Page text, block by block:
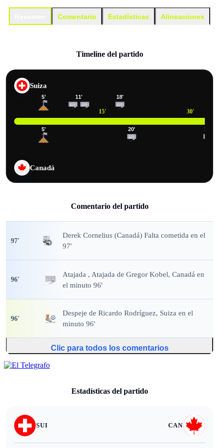
Comentario Estadísticas Alineaciones
Timeline del partido
Suiza
15' 30'
5'
5' 11' 18'
20' 33
Canadá
Comentario del partido
97'
Derek Cornelius (Canadá) Falta cometida en el
97'
96'
Atajada , Atajada de Gregor Kobel, Canadá en
el minuto 96'
96'
Despeje de Ricardo Rodríguez, Suiza en el
minuto 96'
Clic para todos los comentarios
Estadísticas del partido
SUI CAN